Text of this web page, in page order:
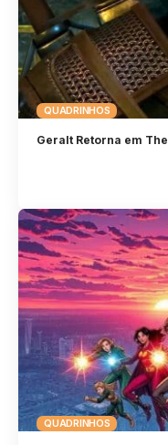
QUADRINHOS
Geralt Retorna em
QUADRINHOS